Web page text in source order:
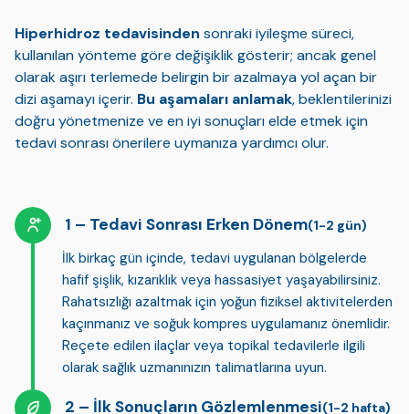
Hiperhidroz tedavisinden sonraki iyileşme süreci,
kullanılan yönteme göre değişiklik gösterir; ancak genel
olarak aşırı terlemede belirgin bir azalmaya yol açan bir
dizi aşamayı içerir. Bu aşamaları anlamak, beklentilerinizi
doğru yönetmenize ve en iyi sonuçları elde etmek için
tedavi sonrası önerilere uymanıza yardımcı olur.
Tedavi Sonrası Erken Dönem(1-2 gün)
İlk birkaç gün içinde, tedavi uygulanan bölgelerde
hafif şişlik, kızarıklık veya hassasiyet yaşayabilirsiniz.
Rahatsızlığı azaltmak için yoğun fiziksel aktivitelerden
kaçınmanız ve soğuk kompres uygulamanız önemlidir.
Reçete edilen ilaçlar veya topikal tedavilerle ilgili
olarak sağlık uzmanınızın talimatlarına uyun.
İlk Sonuçların Gözlemlenmesi(1-2 hafta)